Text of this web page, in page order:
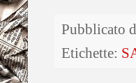
Pubblicato
Etichette: